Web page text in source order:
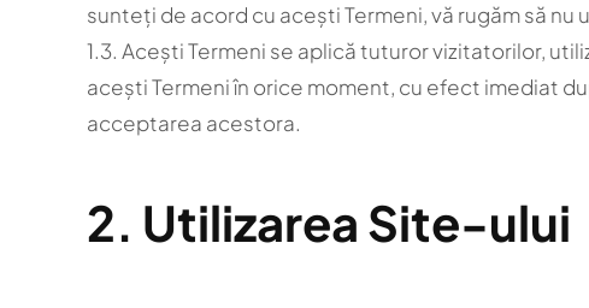
sunteți de acord cu acești Termeni, vă rugăm să nu
1.3. Acești Termeni se aplică tuturor vizitatorilor,
acești Termeni în orice moment, cu efect imediat
acceptarea acestora.
2. Utilizarea Site-ului